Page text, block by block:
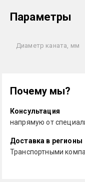
Параметры
Диаметр каната, мм
Почему мы?
Консультация
напрямую от
Доставка в регионы
Транспортными